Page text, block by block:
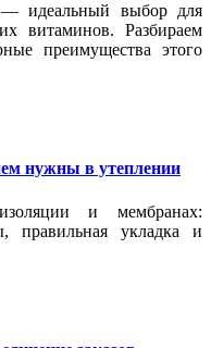
— идеальный выбор для
витаминов. Разбираем
преимущества этого
нужны в утеплении
и мембранах:
правильная укладка и